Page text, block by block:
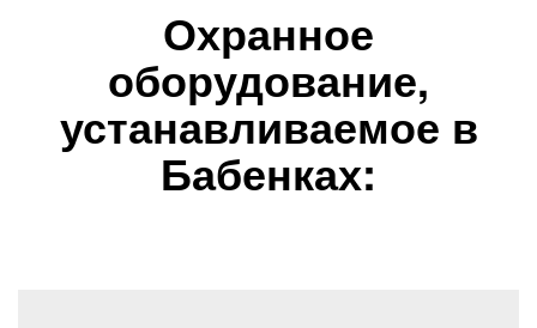
Охранное
оборудование,
устанавливаемое в
Бабенках: